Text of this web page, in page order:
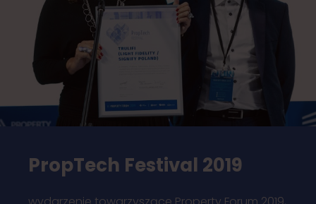
PropTech Festival 2019